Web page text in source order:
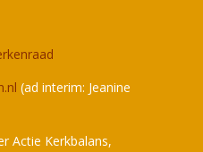
(ad interim: Jeanine
Actie Kerkbalans,